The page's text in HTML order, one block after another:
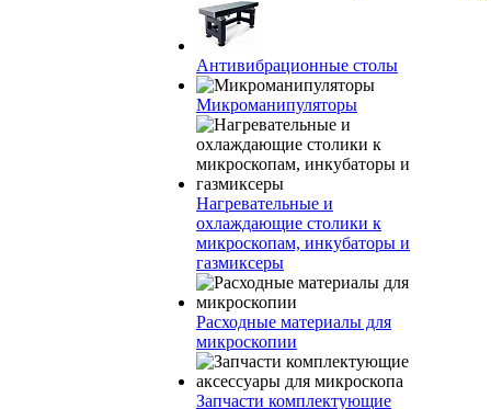
Антивибрационные столы
Микроманипуляторы
Нагревательные и
охлаждающие столики к
микроскопам, инкубаторы и
газмиксеры
Расходные материалы для
микроскопии
Запчасти комплектующие